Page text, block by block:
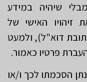
שיהיה במידע
האישי של
דוא"ל), ולמעט
פרטיו כאמור.
הסכמתו לכך ו/או